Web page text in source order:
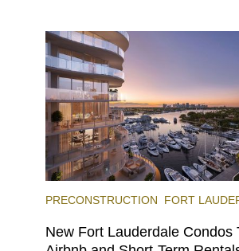
immerse themselves in the city’s vast
offerings.
PRECONSTRUCTION FORT
New Fort Lauderdale Condos